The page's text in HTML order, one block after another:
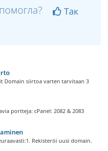
Так
Domain siirtoa varten tarvitaan 3
portteja: cPanel: 2082 & 2083
Rekisteröi uusi domain.